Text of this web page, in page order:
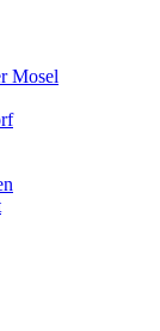
Mosel